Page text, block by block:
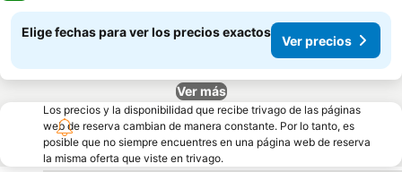
Elige fechas para ver los precios exactos
Ver precios
Ver más
Los precios y la disponibilidad que recibe trivago de las páginas
web de reserva cambian de manera constante. Por lo tanto, es
posible que no siempre encuentres en una página web de reserva
la misma oferta que viste en trivago.